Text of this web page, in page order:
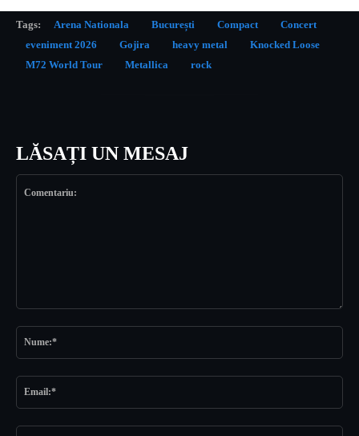
Tags: Arena Nationala București Compact
Concert
eveniment 2026
Gojira heavy metal
Knocked Loose
M72 World Tour
Metallica rock
LĂSAȚI UN MESAJ